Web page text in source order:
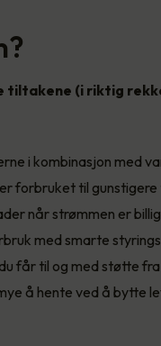
(i riktig
i kombinasjon med
forbruket til
når strømmen er
med smarte
får til og med støtte
å hente ved å bytte